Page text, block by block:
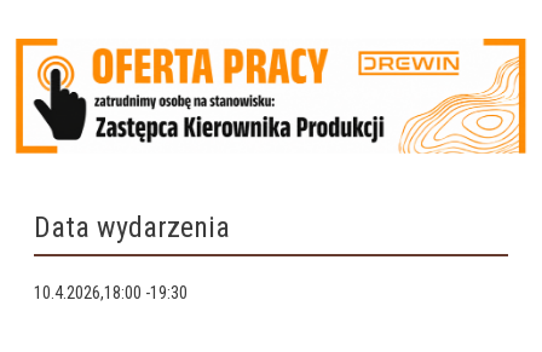
Data wydarzenia
10.4.2026,18:00 -19:30